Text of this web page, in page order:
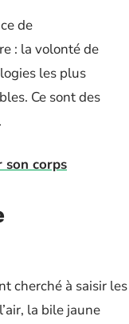
de
: la volonté de
les plus
Ce sont des
son corps
cherché à saisir les
la bile jaune